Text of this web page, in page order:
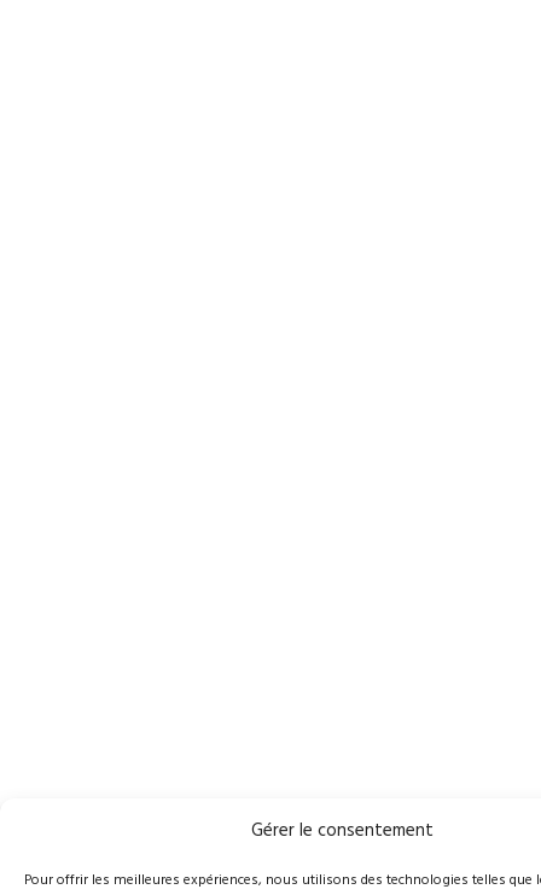
Gérer le consentement
Pour offrir les meilleures expériences, nous utilisons des technologies telles que